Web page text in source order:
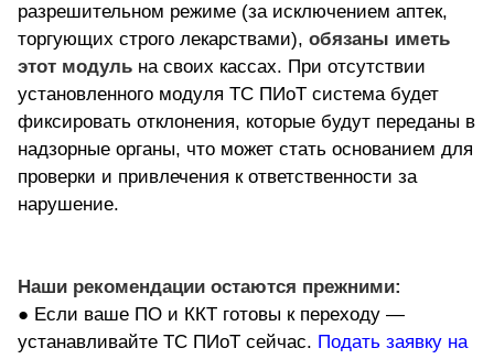
разрешительном режиме (за исключением аптек,
торгующих строго лекарствами), обязаны иметь
этот модуль на своих кассах. При отсутствии
установленного модуля ТС ПИоТ система будет
фиксировать отклонения, которые будут переданы в
надзорные органы, что может стать основанием для
проверки и привлечения к ответственности за
нарушение.
Наши рекомендации остаются прежними:
● Если ваше ПО и ККТ готовы к переходу —
устанавливайте ТС ПИоТ сейчас. Подать заявку на